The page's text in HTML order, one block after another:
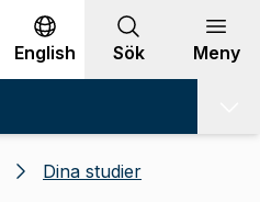
English Sök Meny
Dina studier